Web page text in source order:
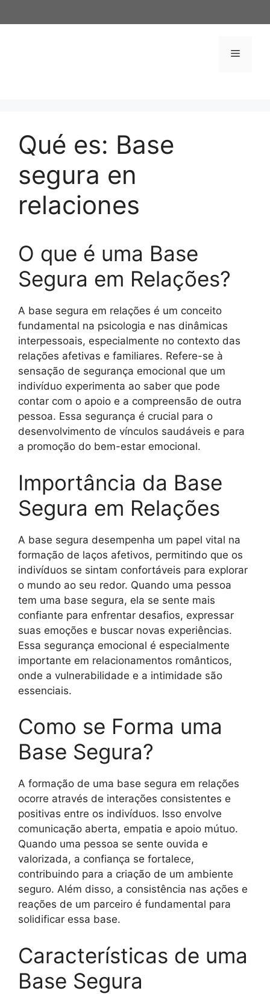
al
Menú
Qué es: Base
segura en
relaciones
O que é uma Base
Segura em Relações?
A base segura em relações é um conceito
fundamental na psicologia e nas dinâmicas
interpessoais, especialmente no contexto das
relações afetivas e familiares. Refere-se à
sensação de segurança emocional que um
indivíduo experimenta ao saber que pode
contar com o apoio e a compreensão de outra
pessoa. Essa segurança é crucial para o
desenvolvimento de vínculos saudáveis e para
a promoção do bem-estar emocional.
Importância da Base
Segura em Relações
A base segura desempenha um papel vital na
formação de laços afetivos, permitindo que os
indivíduos se sintam confortáveis para explorar
o mundo ao seu redor. Quando uma pessoa
tem uma base segura, ela se sente mais
confiante para enfrentar desafios, expressar
suas emoções e buscar novas experiências.
Essa segurança emocional é especialmente
importante em relacionamentos românticos,
onde a vulnerabilidade e a intimidade são
essenciais.
Como se Forma uma
Base Segura?
A formação de uma base segura em relações
ocorre através de interações consistentes e
positivas entre os indivíduos. Isso envolve
comunicação aberta, empatia e apoio mútuo.
Quando uma pessoa se sente ouvida e
valorizada, a confiança se fortalece,
contribuindo para a criação de um ambiente
seguro. Além disso, a consistência nas ações e
reações de um parceiro é fundamental para
solidificar essa base.
Características de uma
Base Segura